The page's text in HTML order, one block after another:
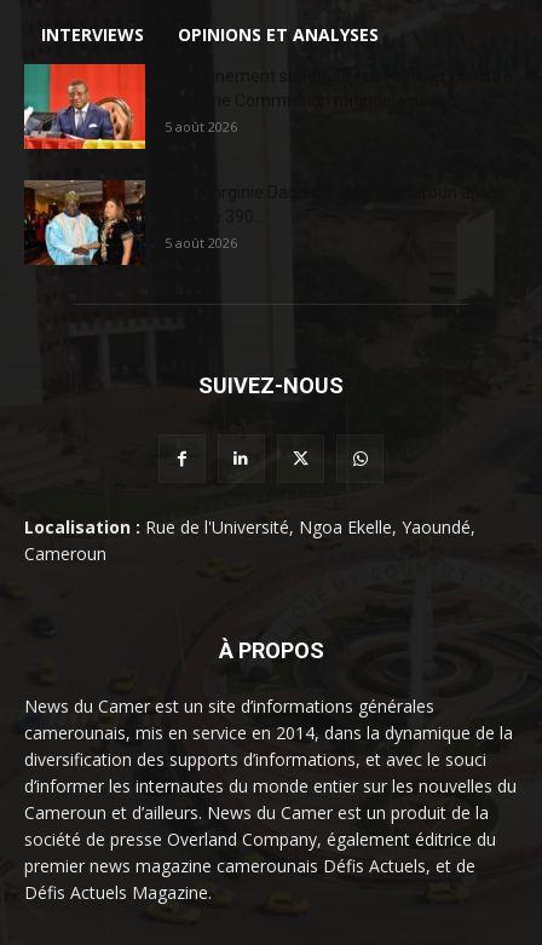
INTERVIEWS OPINIONS ET ANALYSES
5 août 2026
5 août 2026
SUIVEZ-NOUS
Localisation : Rue de l'Université, Ngoa Ekelle, Yaoundé,
Cameroun
À PROPOS
News du Camer est un site d’informations générales
camerounais, mis en service en 2014, dans la dynamique de la
diversification des supports d’informations, et avec le souci
d’informer les internautes du monde entier sur les nouvelles du
Cameroun et d’ailleurs. News du Camer est un produit de la
société de presse Overland Company, également éditrice du
premier news magazine camerounais Défis Actuels, et de
Défis Actuels Magazine.